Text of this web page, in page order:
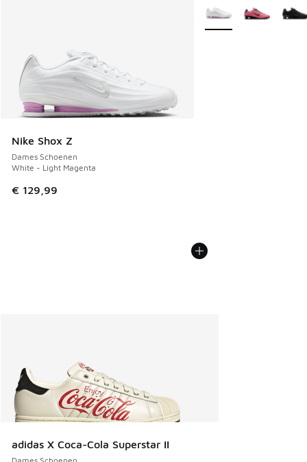
Nike Shox Z
Dames Schoenen
White - Light Magenta
€ 129,99
Meer kleuren
adidas X Coca-Cola Superstar II